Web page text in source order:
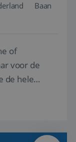
Baan
of
voor de
de hele
er in de
te